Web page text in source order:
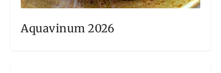
Aquavinum 2026